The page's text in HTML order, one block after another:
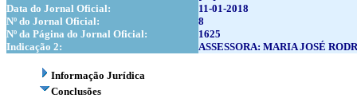
Data do Jornal Oficial:
11-01-2018
Nº do Jornal Oficial:
8
Nº da Página do Jornal Oficial:
1625
Indicação 2:
ASSESSORA: MARIA JOSÉ
Informação Jurídica
Conclusões